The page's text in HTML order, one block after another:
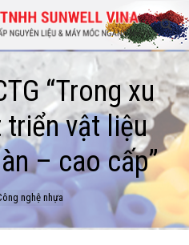
“Trong xu
vật liệu
– cao cấp”
nghệ nhựa